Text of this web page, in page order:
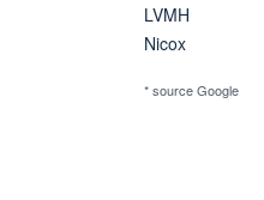
LVMH
Nicox
* source Google